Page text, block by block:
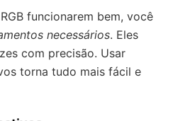
funcionarem bem, você
necessários. Eles
com precisão. Usar
torna tudo mais fácil e